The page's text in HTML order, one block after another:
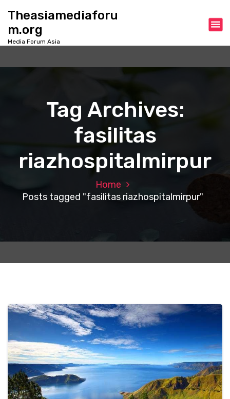
Theasiamediaforu
m.org
Media Forum Asia
Tag Archives:
fasilitas
riazhospitalmirpur
Home
Posts tagged "fasilitas riazhospitalmirpur"